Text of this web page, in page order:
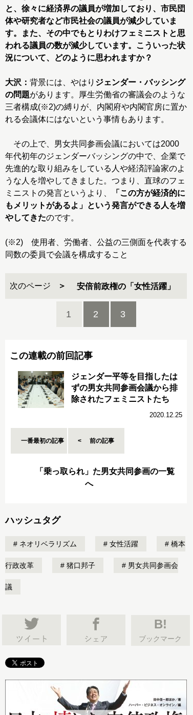
と、徐々に経済界の議員が増加しており、市民団
体や研究者など市民社会の議員が減少していま
す。また、その中でもとりわけフェミニストと思
われる議員の数が減少しています。こういった状
況について、どのように思われますか？
大沢： 背景には、やはり ジェンダー・バッシング
の問題があります。厚生労働省の審議会のような
三者構成(※2)の縛りが、内閣府や内閣官房に置か
れる会議体にはないという事情もあります。
その上で、男女共同参画会議においては2000
年代初年のジェンダーバッシングの中で、企業で
先進的な取り組みをしている人や経済評論家のよ
うな人を増やしてきました。つまり、直球のフェ
ミニストの発言というより、
「この方が経済的に
もメリットがあるよ」という発言ができる人を増
やしてきたのです。
(※2) 使用者、労働者、公益の三側面を代表する
同数の委員で会議を構成すること
次のページ 安倍前政権の「女性活躍」
1 2 3
この連載の前回記事
ジェンダー平等を目指したは
ずの男女共同参画会議から排
除されたフェミニストたち
2020.12.25
一番最初の記事 前の記事
「乗っ取られ」た男女共同参画の一覧
へ
ハッシュタグ
ネオリベラリズム 女性活躍 橋本
行政改革 猪口邦子 男女共同参画会
議
B!
ブックマーク